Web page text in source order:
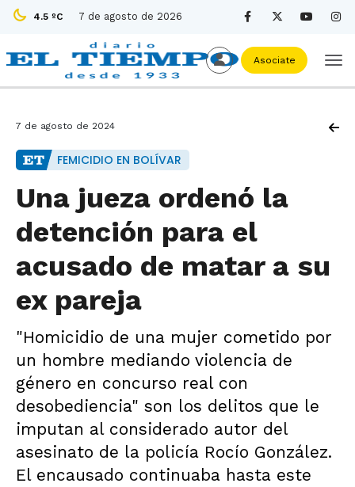
4.5 ºC 7 de agosto de 2026
Asociate
7 de agosto de 2024
FEMICIDIO EN BOLÍVAR
Una jueza ordenó la
detención para el
acusado de matar a su
ex pareja
"Homicidio de una mujer cometido por
un hombre mediando violencia de
género en concurso real con
desobediencia" son los delitos que le
imputan al considerado autor del
asesinato de la policía Rocío González.
El encausado continuaba hasta este